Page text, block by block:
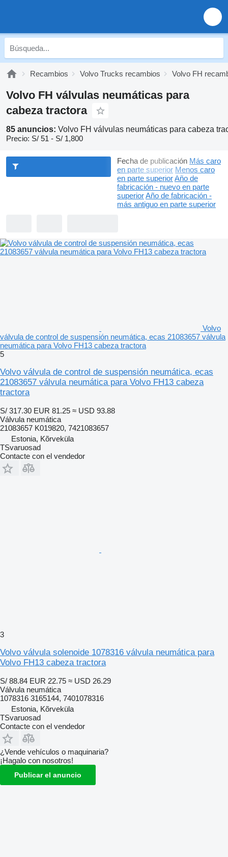
Recambios Volvo Trucks recambios Volvo FH
Volvo FH válvulas neumáticas para
cabeza tractora
85 anuncios: Volvo FH válvulas neumáticas para cabeza
Precio: S/ 51 - S/ 1,800
Fecha de publicación Más caro
en parte superior Menos caro
en parte superiorAño de
fabricación - nuevo en parte
superiorAño de fabricación -
más antiguo en parte superior
Volvo
válvula de control de suspensión neumática, ecas 21083657 válvula
neumática para Volvo FH13 cabeza tractora
5
Volvo válvula de control de suspensión neumática, ecas
21083657 válvula neumática para Volvo FH13 cabeza
tractora
S/ 317.30 EUR 81.25 ≈ USD 93.88
Válvula neumática
21083657 K019820, 7421083657
Estonia, Kõrveküla
TSvaruosad
Contacte con el vendedor
3
Volvo válvula solenoide 1078316 válvula neumática para
Volvo FH13 cabeza tractora
S/ 88.84 EUR 22.75 ≈ USD 26.29
Válvula neumática
1078316 3165144, 7401078316
Estonia, Kõrveküla
TSvaruosad
Contacte con el vendedor
¿Vende vehículos o maquinaria?
¡Hagalo con nosotros!
Publicar el anuncio